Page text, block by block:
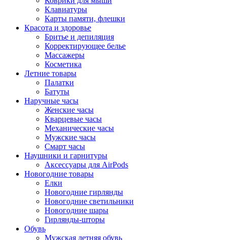
Клавиатуры
Карты памяти, флешки
Красота и здоровье
Бритье и депиляция
Корректирующее белье
Массажеры
Косметика
Летние товары
Палатки
Батуты
Наручные часы
Женские часы
Кварцевые часы
Механические часы
Мужские часы
Смарт часы
Наушники и гарнитуры
Аксессуары для AirPods
Новогодние товары
Елки
Новогодние гирлянды
Новогодние светильники
Новогодние шары
Гирлянды-шторы
Обувь
Мужская летняя обувь